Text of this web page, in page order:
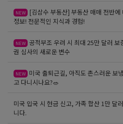
NEW
[김삼수 부동산] 부동산 매매 전반에
정보! 전문적인 지식과 경험!
NEW 공적부조 우려 시 최대 25만 달러 보
권 심사의 새로운 변수
NEW 미국 출퇴근길, 아직도 촌스러운 보
고 다니시나요?🥗
미국 입국 시 현금 신고, 가족 합산 1만 달
니다.